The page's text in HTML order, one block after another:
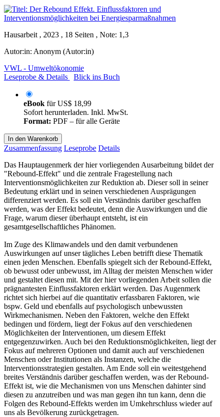
Hausarbeit , 2023 , 18 Seiten , Note: 1,3
Autor:in: Anonym (Autor:in)
VWL - Umweltökonomie
Leseprobe & Details
Blick ins Buch
eBook fürUS$ 18,99
Sofort herunterladen. Inkl. MwSt.
Format: PDF – für alle Geräte
In den Warenkorb
Zusammenfassung Leseprobe Details
Das Hauptaugenmerk der hier vorliegenden Ausarbeitung bildet der
"Rebound-Effekt" und die zentrale Fragestellung nach
Interventionsmöglichkeiten zur Reduktion ab. Dieser soll in seiner
Bedeutung erklärt und in seinen verschiedenen Ausprägungen
differenziert werden. Es soll ein Verständnis darüber geschaffen
werden, was der Effekt bedeutet, denn die Auswirkungen und die
Frage, warum dieser überhaupt entsteht, ist ein
gesamtgesellschaftliches Phänomen.
Im Zuge des Klimawandels und den damit verbundenen
Auswirkungen auf unser tägliches Leben betrifft diese Thematik
einen jeden Menschen. Ebenfalls spiegelt sich der Rebound-Effekt,
ob bewusst oder unbewusst, im Alltag der meisten Menschen wider
und gestaltet diesen mit. Mit der hier vorliegenden Arbeit sollen die
prägnantesten Einflussfaktoren erklärt werden. Das Augenmerk
richtet sich hierbei auf die quantitativ erfassbaren Faktoren, wie
bspw. Geld und ebenfalls auf psychologisch unbewussten
Wirkmechanismen. Neben den Faktoren, welche den Effekt
bedingen und fördern, liegt der Fokus auf den verschiedenen
Möglichkeiten der Interventionen, um diesem Effekt
entgegenzuwirken. Auch bei den Reduktionsmöglichkeiten, liegt der
Fokus auf mehreren Optionen und damit auch auf verschiedenen
Menschen oder Institutionen als Instanzen, welche die
Interventionsstrategien gestalten. Am Ende soll ein weitestgehend
breites Verständnis darüber geschaffen werden, was der Rebound-
Effekt ist, wie die Mechanismen von uns Menschen dahinter sind
diesen zu anzutreiben und was man gegen ihn tun kann, denn die
Folgen des Rebound-Effekts werden im Umkehrschluss wieder auf
uns als Bevölkerung zurückgetragen.